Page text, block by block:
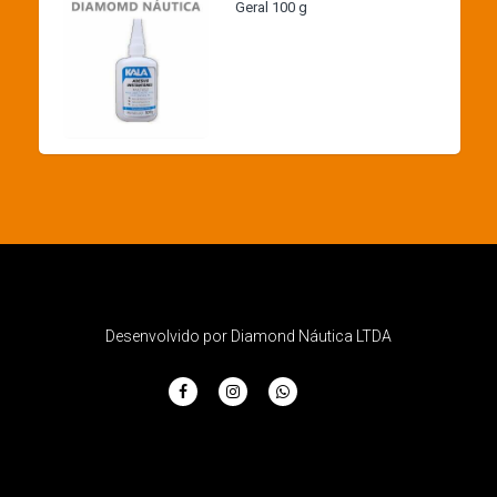
Geral 100 g
Desenvolvido por Diamond Náutica LTDA